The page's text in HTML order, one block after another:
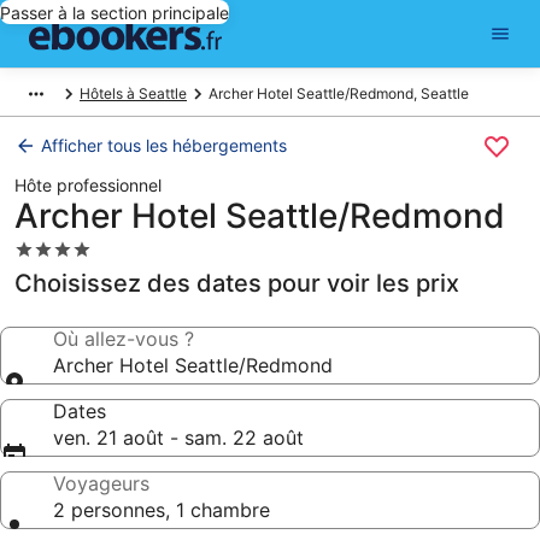
Passer à la section principale
Hôtels à Seattle Archer Hotel Seattle/Redmond, Seattle
Afficher tous les hébergements
Hôte professionnel
Archer Hotel Seattle/Redmond
Hébergement
4.0 étoiles
Choisissez des dates pour voir les prix
Où allez-vous ?
Archer Hotel Seattle/Redmond
Dates
ven. 21 août - sam. 22 août
Voyageurs
2 personnes, 1 chambre